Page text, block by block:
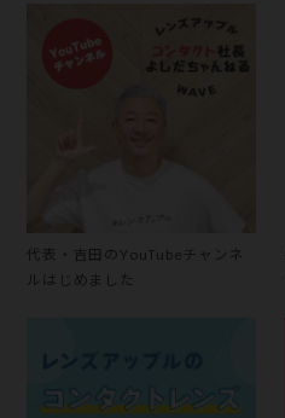
代表・吉田のYouTubeチャンネ
ルはじめました